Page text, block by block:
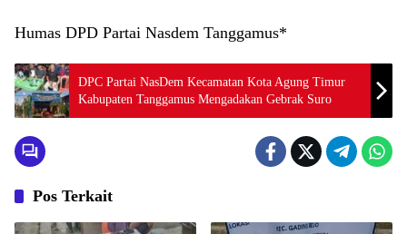
Humas DPD Partai Nasdem Tanggamus*
DPC Partai NasDem Kecamatan Kota Agung Timur
Kabupaten Tanggamus Mengadakan Gebrak Suro
Pos Terkait